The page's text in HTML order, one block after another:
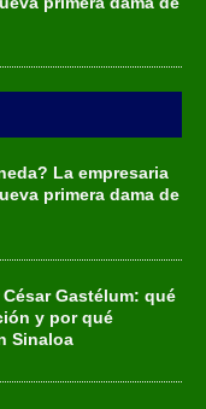
La empresaria
primera dama de
Gastélum: qué
y por qué
Sinaloa